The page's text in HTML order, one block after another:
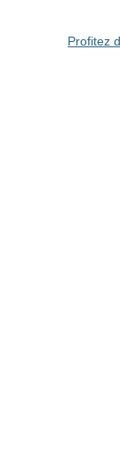
Profitez